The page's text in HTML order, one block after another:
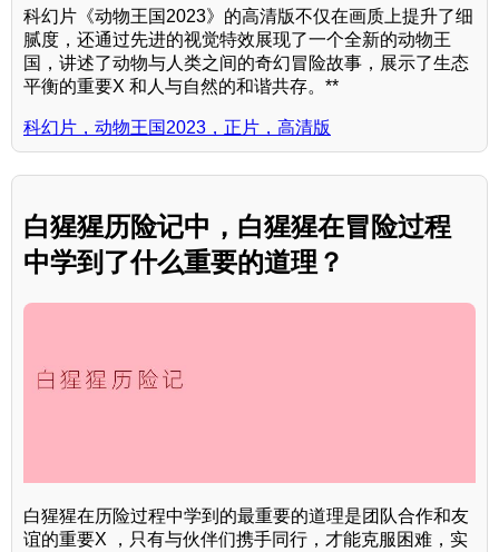
科幻片《动物王国2023》的高清版不仅在画质上提升了细
腻度，还通过先进的视觉特效展现了一个全新的动物王
国，讲述了动物与人类之间的奇幻冒险故事，展示了生态
平衡的重要X 和人与自然的和谐共存。**
科幻片，动物王国2023，正片，高清版
白猩猩历险记中，白猩猩在冒险过程
中学到了什么重要的道理？
白猩猩在历险过程中学到的最重要的道理是团队合作和友
谊的重要X ，只有与伙伴们携手同行，才能克服困难，实